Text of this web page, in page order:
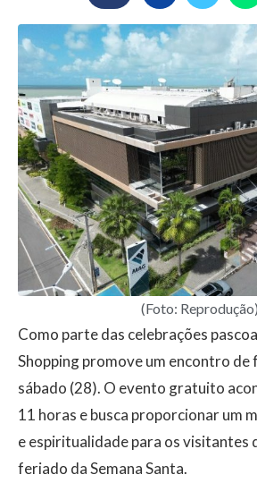
(Foto: Reprodução)
Como parte das celebrações
Shopping promove um encontro de
sábado (28). O evento gratuito
11 horas e busca proporcionar um
e espiritualidade para os visitantes
feriado da Semana Santa.